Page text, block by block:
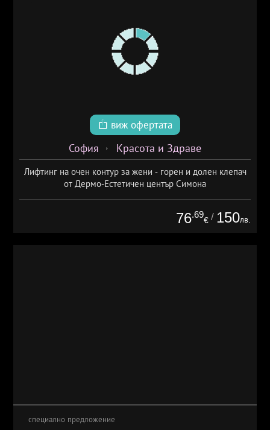
виж офертата
София Красота и Здраве
Лифтинг на очен контур за жени - горен и долен клепач
от Дермо-Естетичен център Симона
76.69
€ / 150лв.
специално предложение